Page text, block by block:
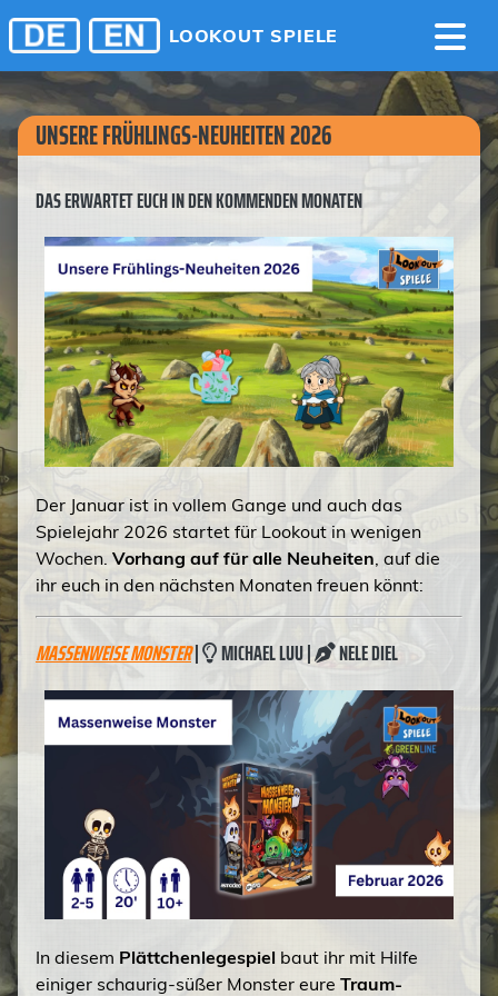
LOOKOUT SPIELE
UNSERE FRÜHLINGS-NEUHEITEN 2026
DAS ERWARTET EUCH IN DEN KOMMENDEN MONATEN
Der Januar ist in vollem Gange und auch das
Spielejahr 2026 startet für Lookout in wenigen
Wochen. Vorhang auf für alle Neuheiten , auf die
ihr euch in den nächsten Monaten freuen könnt:
MASSENWEISE MONSTER| MICHAEL LUU | NELE DIEL
In diesem Plättchenlegespiel baut ihr mit Hilfe
einiger schaurig-süßer Monster eure Traum-